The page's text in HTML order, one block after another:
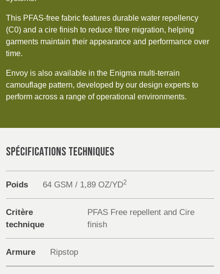
Products
Sustainability
Événements
S'inscrire
NAUMD 2026 (1)
FUTURE FORCES
(1)
FINLANDE
FRANCE, ITALY,
& TUNISIA
HUNGARY,
ROMANIA
&
NORWAY &
SWEDEN
UK, NORTHERN
This PFAS-free fabric features durable water repellency
(C0) and a cire finish to reduce fibre migration, helping
garments maintain their appearance and performance over
time.
Envoy is also available in the Enigma multi-terrain
camouflage pattern, developed by our design experts to
perform across a range of operational environments.
SPÉCIFICATIONS TECHNIQUES
Poids 64 GSM / 1,89 OZ/YD2
Critère
technique
PFAS Free repellent and Cire
finish
Armure Ripstop